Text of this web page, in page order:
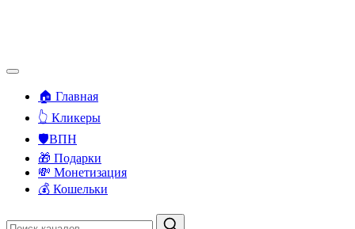
🏠 Главная
👆 Кликеры
🛡️ВПН
🎁 Подарки
💸 Монетизация
💰 Кошельки